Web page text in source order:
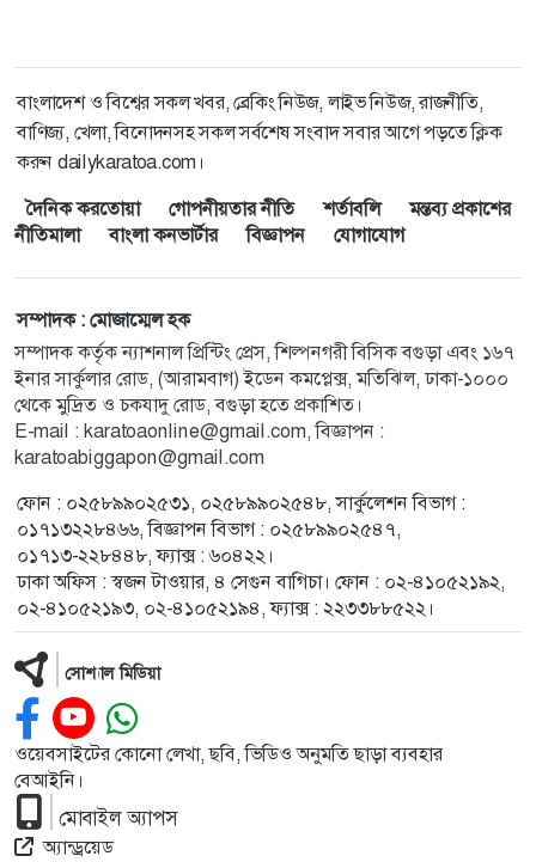
বাংলাদেশ ও বিশ্বের সকল খবর, ব্রেকিং নিউজ, লাইভ নিউজ, রাজনীতি,
বাণিজ্য, খেলা, বিনোদনসহ সকল সর্বশেষ সংবাদ সবার আগে পড়তে ক্লিক
করুন dailykaratoa.com।
দৈনিক করতোয়া
গোপনীয়তার নীতি শর্তাবলি
মন্তব্য প্রকাশের
নীতিমালা
বাংলা কনভার্টার বিজ্ঞাপন যোগাযোগ
সম্পাদক : মোজাম্মেল হক
সম্পাদক কর্তৃক ন্যাশনাল প্রিন্টিং প্রেস, শিল্পনগরী বিসিক বগুড়া এবং ১৬৭
ইনার সার্কুলার রোড, (আরামবাগ) ইডেন কমপ্লেক্স, মতিঝিল, ঢাকা-১০০০
থেকে মুদ্রিত ও চকযাদু রোড, বগুড়া হতে প্রকাশিত।
E-mail : karatoaonline@gmail.com, বিজ্ঞাপন :
karatoabiggapon@gmail.com
ফোন : ০২৫৮৯৯০২৫৩১, ০২৫৮৯৯০২৫৪৮, সার্কুলেশন বিভাগ :
০১৭১৩২২৮৪৬৬, বিজ্ঞাপন বিভাগ : ০২৫৮৯৯০২৫৪৭,
০১৭১৩-২২৮৪৪৮, ফ্যাক্স : ৬০৪২২।
ঢাকা অফিস : স্বজন টাওয়ার, ৪ সেগুন বাগিচা। ফোন : ০২-৪১০৫২১৯২,
০২-৪১০৫২১৯৩, ০২-৪১০৫২১৯৪, ফ্যাক্স : ২২৩৩৮৮৫২২।
সোশ্যাল মিডিয়া
ওয়েবসাইটের কোনো লেখা, ছবি, ভিডিও অনুমতি ছাড়া ব্যবহার
বেআইনি।
মোবাইল অ্যাপস
অ্যান্ড্রয়েড